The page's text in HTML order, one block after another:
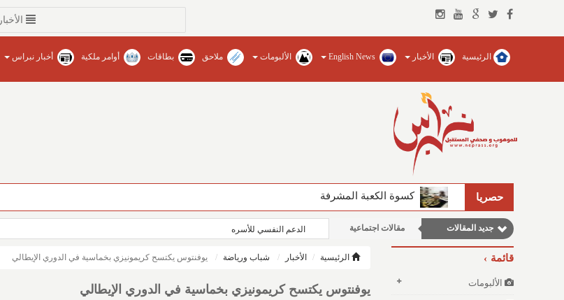
الأخبار
الرئيسية الأخبار English News الألبومات ملاحق بطاقات أوامر ملكية أخبار نبراس
حصريا كسوة الكعبة المشرفة
جديد المقالات
مقالات علمية
مقالات اجتماعية
وطنية
الدعم النفسي للأسره
قائمة
الألبومات
الرئيسية الأخبار شباب ورياضة يوفنتوس يكتسح كريمونيزي بخماسية في الدوري الإيطالي
يوفنتوس يكتسح كريمونيزي بخماسية في الدوري الإيطالي